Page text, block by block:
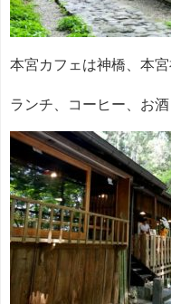
本宮カフェは神橋、本宮
ランチ、コーヒー、お